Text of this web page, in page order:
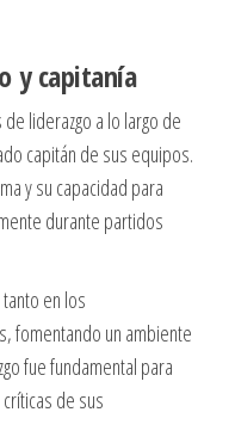
y capitanía
liderazgo a lo largo de
capitán de sus equipos.
y su capacidad para
durante partidos
en los
fomentando un ambiente
fue fundamental para
de sus